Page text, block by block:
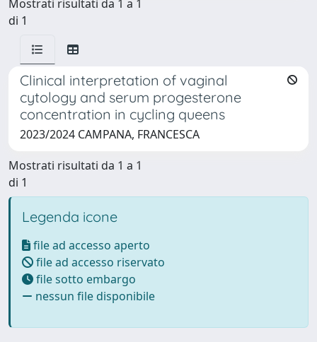
Mostrati risultati da 1 a 1
di 1
Clinical interpretation of vaginal
cytology and serum progesterone
concentration in cycling queens
2023/2024 CAMPANA, FRANCESCA
Mostrati risultati da 1 a 1
di 1
Legenda icone
file ad accesso aperto
file ad accesso riservato
file sotto embargo
nessun file disponibile